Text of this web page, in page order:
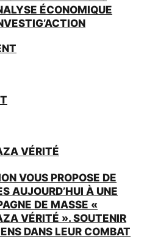
ÉCONOMIQUE
VÉRITÉ
VOUS PROPOSE DE
AUJOURD’HUI À UNE
DE MASSE «
VÉRITÉ ». SOUTENIR
DANS LEUR COMBAT